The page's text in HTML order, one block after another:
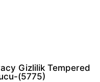
Gizlilik Tempered
(5775)